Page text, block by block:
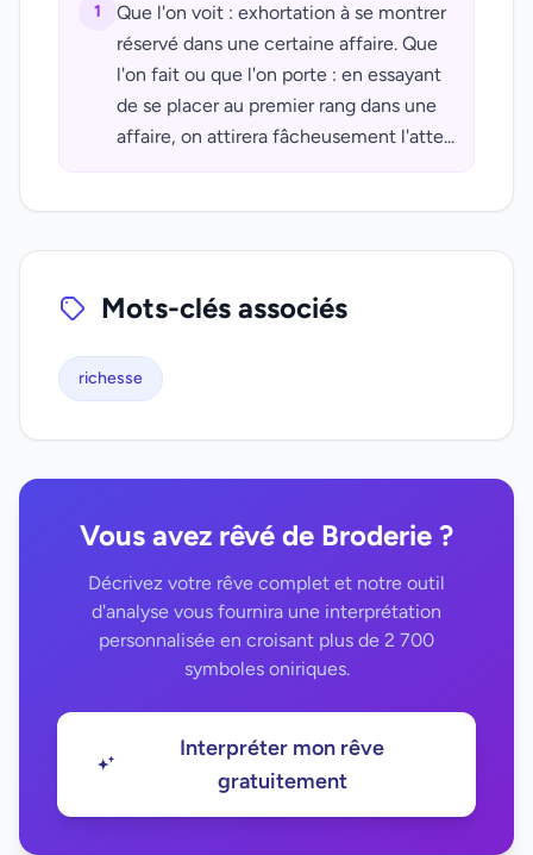
1
Que l'on voit : exhortation à se montrer
réservé dans une certaine affaire. Que
l'on fait ou que l'on porte : en essayant
de se placer au premier rang dans une
affaire, on attirera fâcheusement l'atte...
Mots-clés associés
richesse
Vous avez rêvé de Broderie ?
Décrivez votre rêve complet et notre outil
d'analyse vous fournira une interprétation
personnalisée en croisant plus de 2 700
symboles oniriques.
Interpréter mon rêve
gratuitement